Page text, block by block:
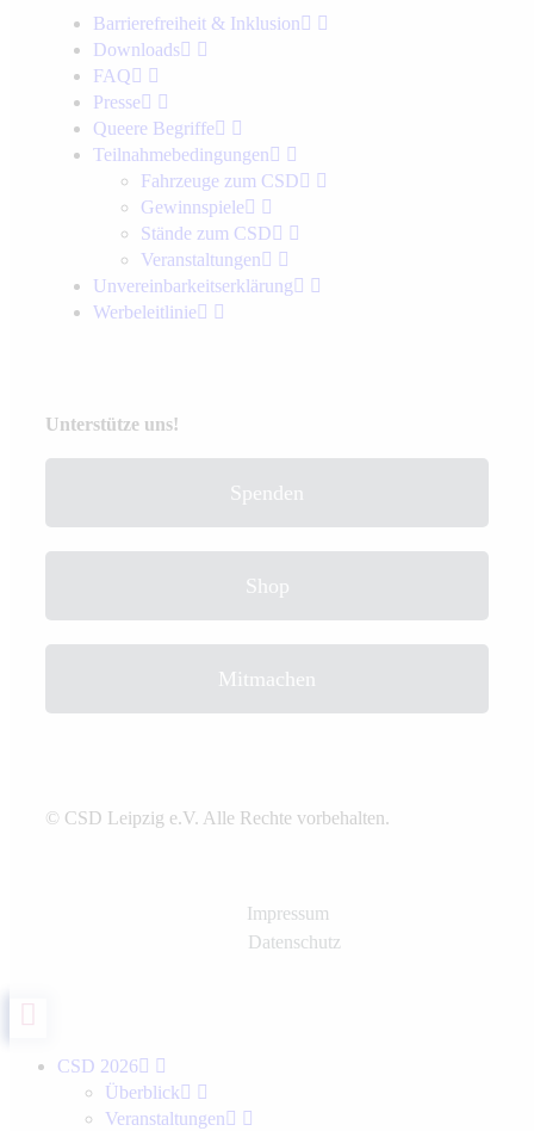
Barrierefreiheit & Inklusion
Downloads
FAQ
Presse
Queere Begriffe
Teilnahmebedingungen
Fahrzeuge zum CSD
Gewinnspiele
Stände zum CSD
Veranstaltungen
Unvereinbarkeits­erklärung
Werbeleitlinie
Unterstütze uns!
Spenden
Shop
Mitmachen
© CSD Leipzig e.V. Alle Rechte vorbehalten.
Impressum
Datenschutz
CSD 2026
Überblick
Veranstaltungen